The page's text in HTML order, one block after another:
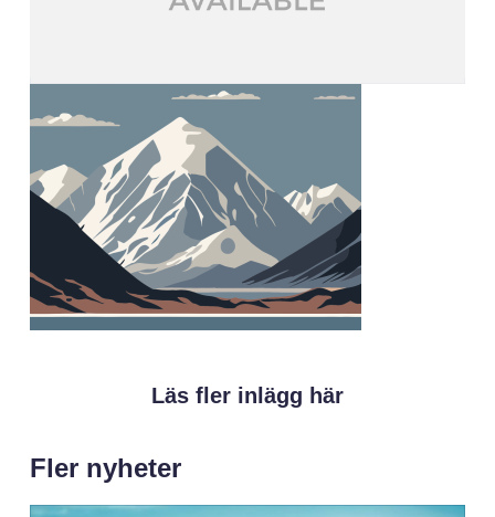
Läs fler inlägg här
Fler nyheter